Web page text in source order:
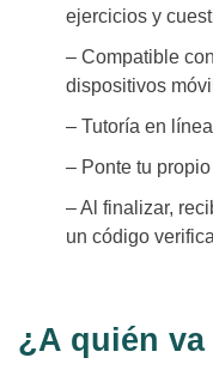
ejercicios y
– Compatible
dispositivos
– Tutoría en
– Ponte tu
– Al finalizar,
un código
¿A quién